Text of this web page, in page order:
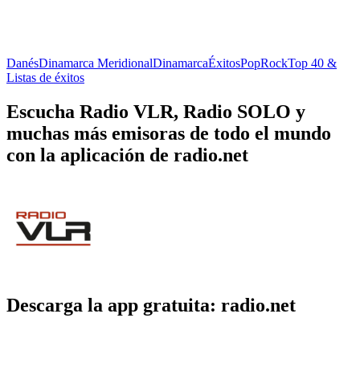
DanésDinamarca MeridionalDinamarcaÉxitosPopRockTop 40 &
Listas de éxitos
Escucha Radio VLR, Radio SOLO y
muchas más emisoras de todo el mundo
con la aplicación de radio.net
Descarga la app gratuita: radio.net